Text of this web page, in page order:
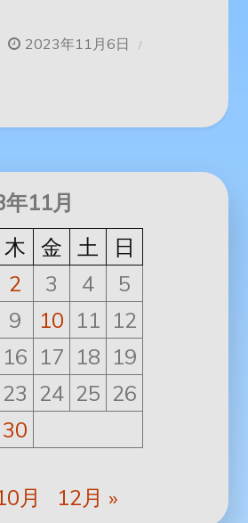
2023年11月6日
11月
木 金 土
日
2 3 4
5
9 10 11 12
16 17 18 19
23 24 25 26
30
月 12月 »